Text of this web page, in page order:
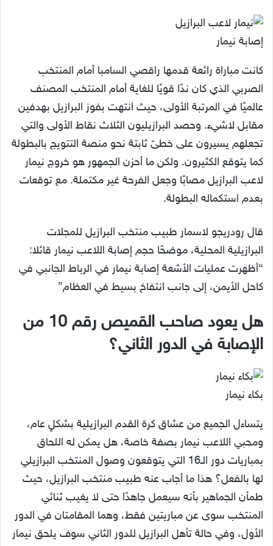
إصابة نيمار
كانت مباراة رائعة قدمها راقصي السامبا أمام المنتخب
الصربي الذي كان ندًا قويًا للغاية أمام المنتخب المصنف
عالميًا في المرتبة الأولى، حيث انتهت بفوز البرازيل بهدفين
مقابل لاشيء. وحصد البرازيليون الثلاث نقاط الأولى والتي
تجعلهم يسيرون على خطىً ثابتة نحو منصة التتويج بالبطولة
كما يتوقع الكثيرون. ولكن ما أحزن الجمهور هو خروج نيمار
لاعب البرازيل مصابًا وجعل الفرحة غير مكتملة. مع توقعات
بعدم استكماله البطولة.
قال رودريجو لاسمار طبيب منتخب البرازيل للمجلات
البرازيلية المحلية، موضحًا حجم إصابة اللاعب نيمار قائلا:
“أظهرت عمليات الأشعة إصابة نيمار في الرباط الجانبي في
كاحل الأيمن، إلى جانب انتفاخ بسيط في العظام”
هل يعود صاحب القميص رقم 10 من
الإصابة في الدور الثاني؟
بكاء نيمار
يتساءل الجميع من عشاق كرة القدم البرازيلية بشكلٍ عام،
ومحبي اللاعب نيمار بصفة خاصة، هل يمكن له اللحاق
بمباريات دور الـ16 التي يتوقعون وصول المنتخب البرازيلي
لها بالفعل؟ هذا ما أجاب عنه طبيب منتخب البرازيل، حيث
طمأن الجماهير بأنه سيعمل جاهدًا حتى لا يغيب ثنائي
المنتخب سوى عن مباريتين فقط، وهما المقامتان في الدور
الأول، وفي حالة تأهل البرازيل للدور الثاني سوف يلحق نيمار